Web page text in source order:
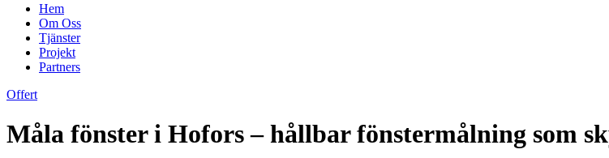
Hem
Om Oss
Tjänster
Projekt
Partners
Offert
Måla fönster i Hofors – hållbar fönstermålning som